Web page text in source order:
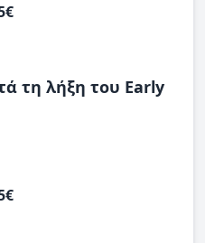
τη λήξη του Early